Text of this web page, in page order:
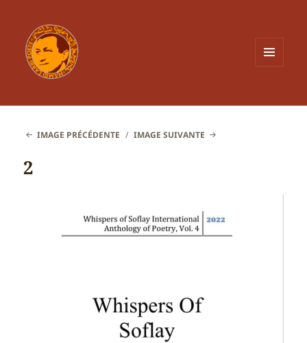
IMAGE PRÉCÉDENTE IMAGE SUIVANTE
2